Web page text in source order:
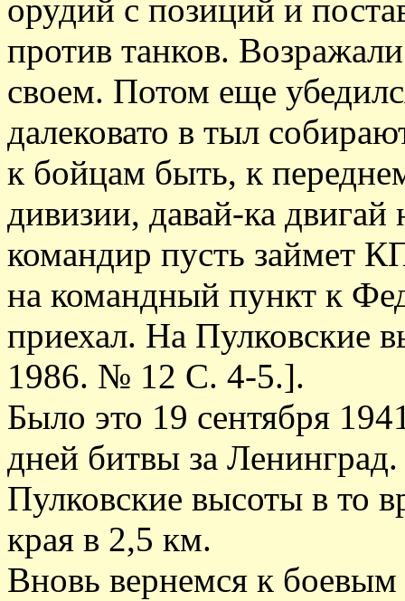
орудий с позиций и
против танков.
своем. Потом еще
далековато в тыл
к бойцам быть, к
дивизии, давай-ка
командир пусть займет
на командный пункт к
приехал. На Пулковские
1986. № 12 С. 4-5.].
Было это 19 сентября
дней битвы за
Пулковские высоты в то
края в 2,5 км.
Вновь вернемся к